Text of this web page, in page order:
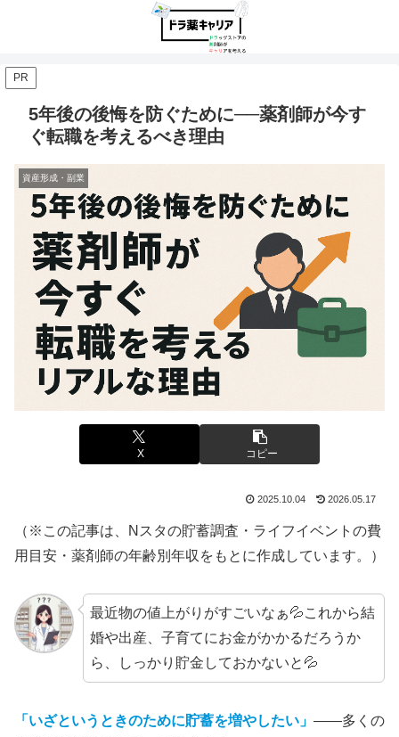
PR
5年後の後悔を防ぐために──薬剤師が今す
ぐ転職を考えるべき理由
資産形成・副業
X コピー
2025.10.04 2026.05.17
（※この記事は、Nスタの貯蓄調査・ライフイベントの費
用目安・薬剤師の年齢別年収をもとに作成しています。）
最近物の値上がりがすごいなぁ💦これから結
婚や出産、子育てにお金がかかるだろうか
ら、しっかり貯金しておかないと💦
「いざというときのために貯蓄を増やしたい」 ——多くの